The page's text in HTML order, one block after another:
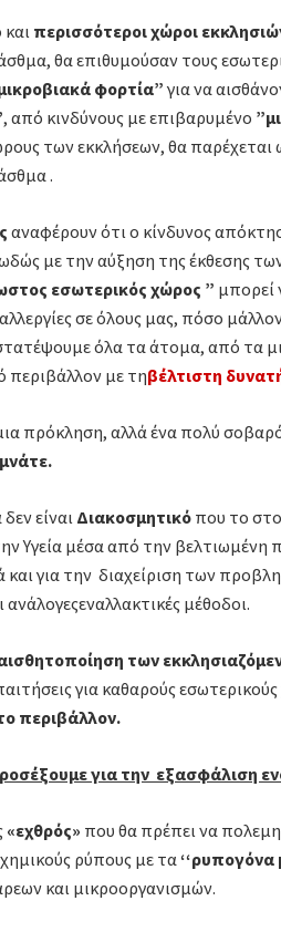
περισσότεροι χώροι
θα επιθυμούσαν τους
φορτία”για να
, από κινδύνους με επιβαρυμένο
των εκκλήσεων, θα παρέχεται
.
αναφέρουν ότι ο κίνδυνος
με την αύξηση της έκθεσης
εσωτερικός χώρος ” μπορεί
σε όλους μας, πόσο
όλα τα άτομα, από τα
περιβάλλον με τηβέλτιστη
πρόκληση, αλλά ένα πολύ
είναι Διακοσμητικό που το
Υγεία μέσα από την
και για την διαχείριση των
ανάλογεςεναλλακτικές μέθοδοι.
των
για καθαρούς
περιβάλλον.
για την εξασφάλιση
«εχθρός» που θα πρέπει να
ρύπους με τα‘‘ρυπογόνα
και μικροοργανισμών.